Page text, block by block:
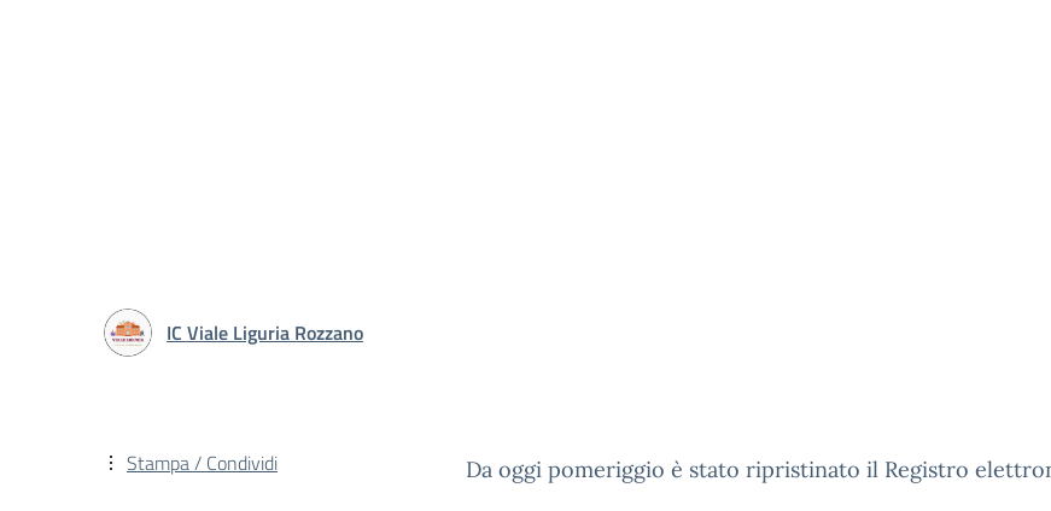
IC Viale Liguria Rozzano
Da oggi pomeriggio è stato ripristinato il Registro
Stampa / Condividi